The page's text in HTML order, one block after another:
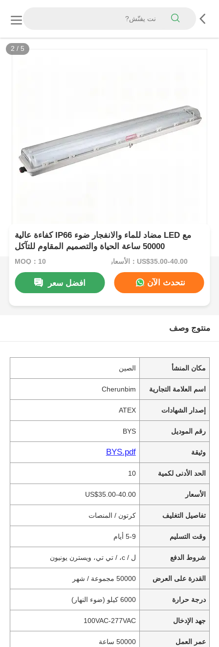
2 / 5
كفاءة عالية IP66 مضاد للماء والانفجار ضوء LED مع
50000 ساعة الحياة والتصميم المقاوم للتآكل
MOQ：10 الأسعار：US$35.00-40.00
افضل سعر نتحدث الآن
منتوج وصف
مكان المنشأ الصين
اسم العلامة التجارية Cherunbim
إصدار الشهادات ATEX
رقم الموديل BYS
وثيقة BYS.pdf
الحد الأدنى لكمية 10
الأسعار US$35.00-40.00
تفاصيل التغليف كرتون / المنصات
وقت التسليم 5-9 أيام
شروط الدفع ل / c، / تي تي، ويسترن يونيون
القدرة على العرض 50000 مجموعة / شهر
درجة حرارة 6000 كيلو (ضوء النهار)
جهد الإدخال 100VAC-277VAC
عمر العمل 50000 ساعة